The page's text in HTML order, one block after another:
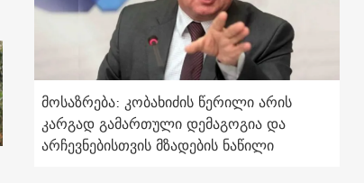
მოსაზრება: კობახიძის წერილი არის
კარგად გამართული დემაგოგია და
არჩევნებისთვის მზადების ნაწილი